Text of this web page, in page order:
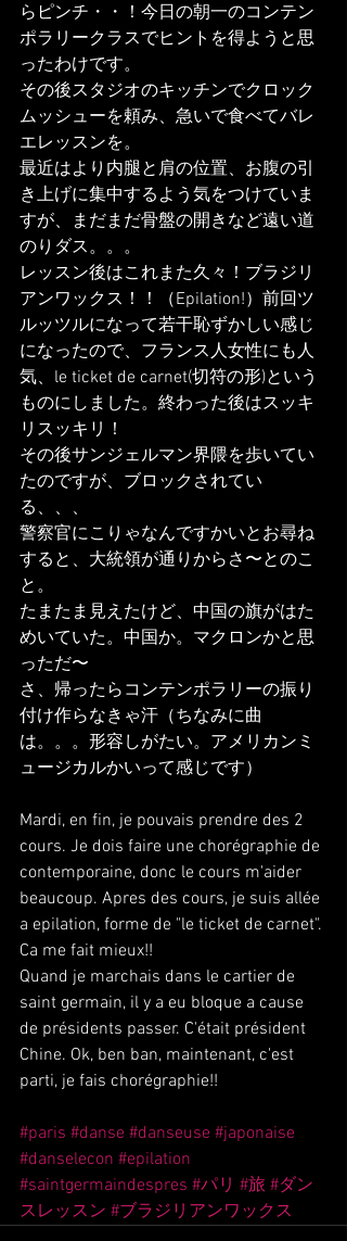
らピンチ・・！今日の朝一のコンテン
ポラリークラスでヒントを得ようと思
ったわけです。
その後スタジオのキッチンでクロック
ムッシューを頼み、急いで食べてバレ
エレッスンを。
最近はより内腿と肩の位置、お腹の引
き上げに集中するよう気をつけていま
すが、まだまだ骨盤の開きなど遠い道
のりダス。。。
レッスン後はこれまた久々！ブラジリ
アンワックス！！（Epilation!）前回ツ
ルッツルになって若干恥ずかしい感じ
になったので、フランス人女性にも人
気、le ticket de carnet(切符の形)という
ものにしました。終わった後はスッキ
リスッキリ！
その後サンジェルマン界隈を歩いてい
たのですが、ブロックされてい
る、、、
警察官にこりゃなんですかいとお尋ね
すると、大統領が通りからさ〜とのこ
と。
たまたま見えたけど、中国の旗がはた
めいていた。中国か。マクロンかと思
っただ〜
さ、帰ったらコンテンポラリーの振り
付け作らなきゃ汗（ちなみに曲
は。。。形容しがたい。アメリカンミ
ュージカルかいって感じです）
Mardi, en fin, je pouvais prendre des 2
cours. Je dois faire une chorégraphie de
contemporaine, donc le cours m'aider
beaucoup. Apres des cours, je suis allée
a epilation, forme de "le ticket de carnet".
Ca me fait mieux!!
Quand je marchais dans le cartier de
saint germain, il y a eu bloque a cause
de présidents passer. C'était président
Chine. Ok, ben ban, maintenant, c'est
parti, je fais chorégraphie!!
#paris #danse #danseuse #japonaise
#danselecon #epilation
#saintgermaindespres #パリ #旅 #ダン
スレッスン #ブラジリアンワックス